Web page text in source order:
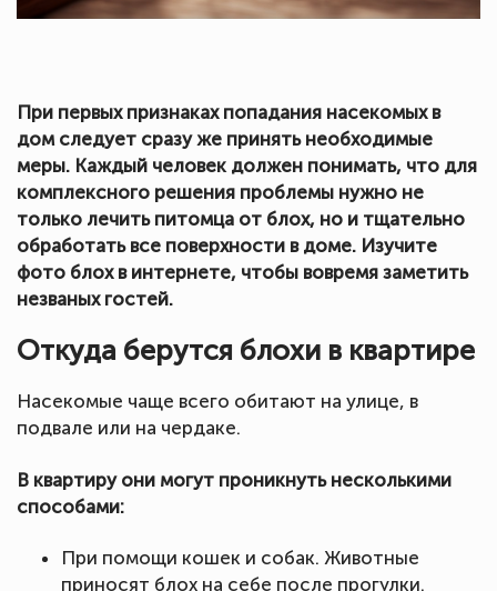
При первых признаках попадания насекомых в
дом следует сразу же принять необходимые
меры. Каждый человек должен понимать, что для
комплексного решения проблемы нужно не
только лечить питомца от блох, но и тщательно
обработать все поверхности в доме. Изучите
фото блох в интернете, чтобы вовремя заметить
незваных гостей.
Откуда берутся блохи в квартире
Насекомые чаще всего обитают на улице, в
подвале или на чердаке.
В квартиру они могут проникнуть несколькими
способами:
При помощи кошек и собак. Животные
приносят блох на себе после прогулки.